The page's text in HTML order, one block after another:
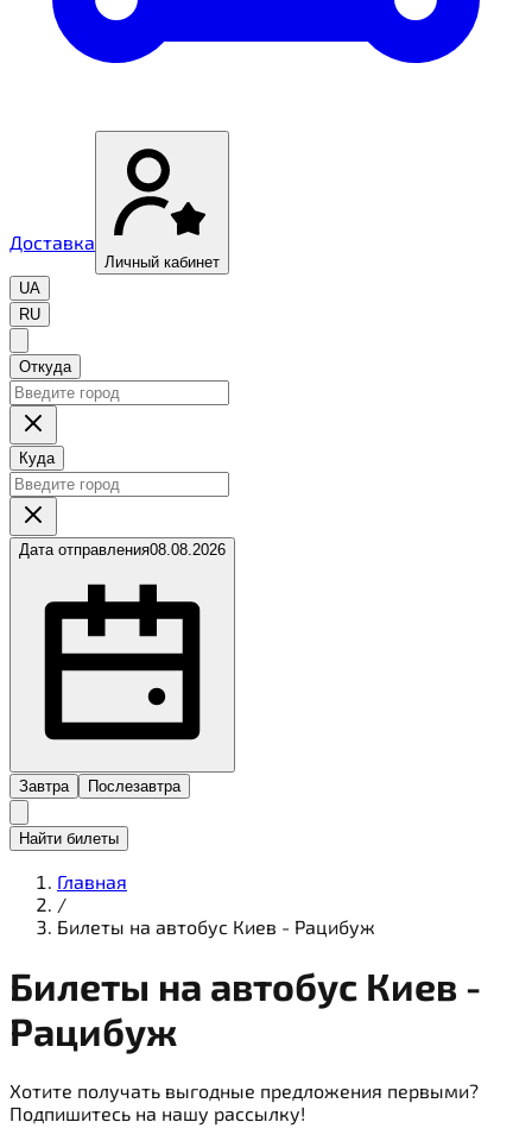
Доставка
Личный кабинет
UA
RU
Откуда
Куда
Дата отправления08.08.2026
Завтра Послезавтра
Найти билеты
Главная
/
Билеты на автобус Киев - Рацибуж
Билеты на автобус Киев -
Рацибуж
Хотите получать выгодные предложения первыми?
Подпишитесь на нашу рассылку!